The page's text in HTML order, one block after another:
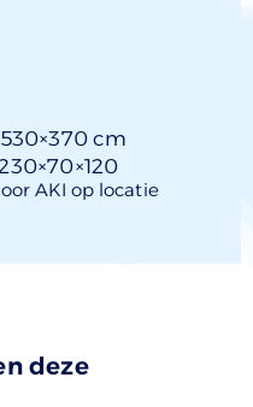
530×370 cm
70×120
AKI op locatie
deze